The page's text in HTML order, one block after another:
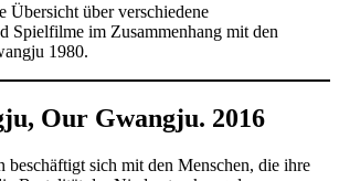
Übersicht über verschiedene
Spielfilme im Zusammenhang mit den
1980.
Our Gwangju. 2016
beschäftigt sich mit den Menschen, die ihre